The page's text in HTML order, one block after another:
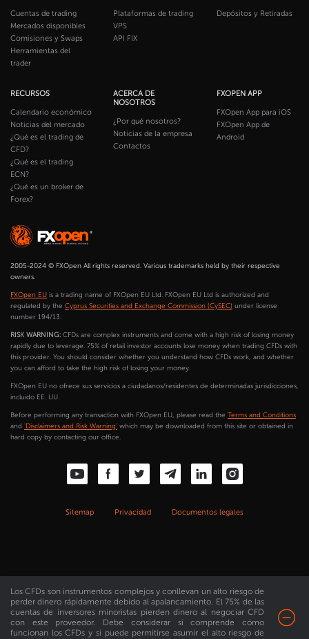
Cuentas de trading
Mercados disponibles
Comisiones y Swaps
Herramientas del
trader
Plataformas de trading
VPS
API FIX
Depósitos y Retiradas
RECURSOS
Calendario económico
Noticias del mercado
¿Qué es el trading de
CFD?
¿Qué es el trading
ECN?
¿Qué es un broker de
Forex?
ACERCA DE
NOSOTROS
¿Por qué nosotros?
Noticias de la empresa
Contactos
FXOPEN APP
FXOpen App para iOS
FXOpen App de
Android
2005-2024 © FXOpen All rights reserved. Various trademarks held by their respective
owners.
FXOpen EU is a trading name of FXOpen EU Ltd. FXOpen EU Ltd is authorized and
regulated by the Cyprus Securities and Exchange Commission (CySEC) under license
number 194/13.
RISK WARNING: CFDs are complex instruments and come with a high risk of losing money
rapidly due to leverage. 75% of retail investor accounts lose money when trading CFDs with
this provider. You should consider whether you understand how CFDs work, and whether
you can afford to take the high risk of losing your money.
FXOpen EU no ofrece sus servicios a ciudadanos/residentes de determinadas jurisdicciones,
incluido EE. UU.
Before performing any transaction with FXOpen EU, please read the Terms and Conditions
and 'Disclaimers and Risk Warning' which may be downloaded from this site or obtained in
hard copy by contacting our office.
Sitemap Privacidad Documentos legales
Los CFDs son instrumentos complejos y conllevan un alto riesgo de
perder dinero rápidamente debido al apalancamiento. El 75% de las
cuentas de inversores minoristas pierden dinero al negociar CFD
con este proveedor. Debe considerar si comprende cómo
funcionan los CFDs y si puede permitirse asumir el alto riesgo de